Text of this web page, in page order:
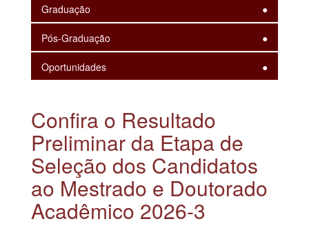
Graduação
Pós-Graduação
Oportunidades
Confira o Resultado
Preliminar da Etapa de
Seleção dos Candidatos
ao Mestrado e Doutorado
Acadêmico 2026-3